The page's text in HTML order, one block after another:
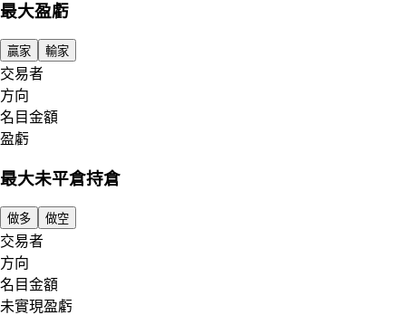
最大盈虧
贏家 輸家
交易者
方向
名目金額
盈虧
最大未平倉持倉
做多 做空
交易者
方向
名目金額
未實現盈虧